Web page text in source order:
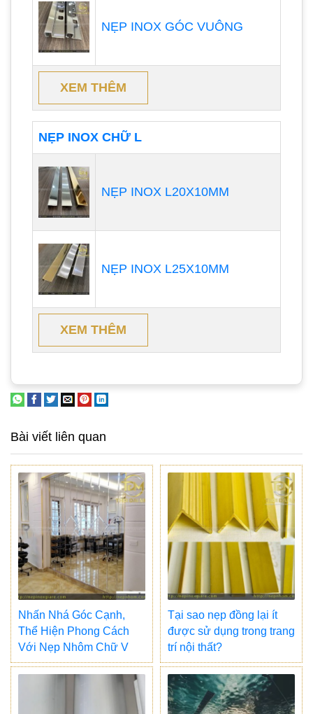
NẸP INOX GÓC VUÔNG
XEM THÊM
NẸP INOX CHỮ L
NẸP INOX L20X10MM
NẸP INOX L25X10MM
XEM THÊM
Bài viết liên quan
Nhấn Nhá Góc Cạnh,
Thể Hiện Phong Cách
Với Nẹp Nhôm Chữ V
Tại sao nẹp đồng lại ít
được sử dụng trong trang
trí nội thất?